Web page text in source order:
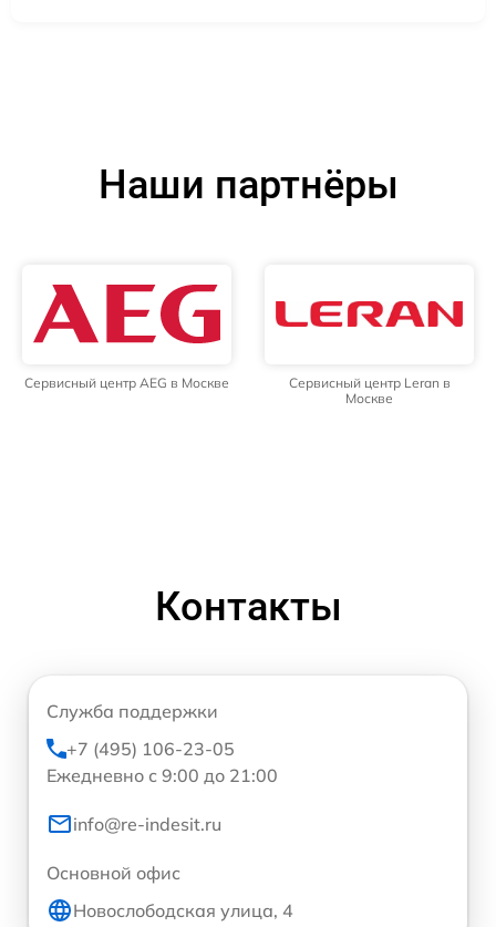
Наши партнёры
Сервисный центр AEG в Москве
Сервисный центр Leran в
Москве
Контакты
Служба поддержки
+7 (495) 106-23-05
Ежедневно с 9:00 до 21:00
info@re-indesit.ru
Основной офис
Новослободская улица, 4